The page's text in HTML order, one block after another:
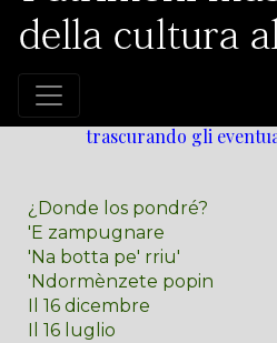
Attenzione! Il testo è
trascurando gli
¿Donde los pondré?
'E zampugnare
'Na botta pe' rriu'
'Ndormènzete popin
Il 16 dicembre
Il 16 luglio